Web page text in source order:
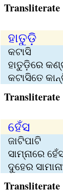
Transliterate
ହାତୁଡ଼ି
କଟାସି
ହାତୁଡ଼ିରେ
କଟାସିତେ
Transliterate
ହେଁସ
ଜାଟିପାଟି
ସାମ୍ନାରେ
ଦୁହେର
Transliterate